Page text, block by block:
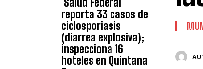
Salud Federal
reporta 33 casos de
ciclosporiasis
(diarrea explosiva);
inspecciona 16
hoteles en Quintana